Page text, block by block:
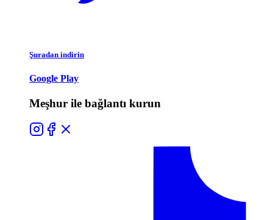
Şuradan indirin
Google Play
Meşhur ile bağlantı kurun